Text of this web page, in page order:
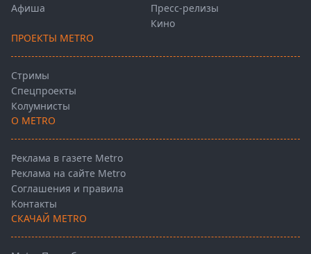
Афиша
Пресс-релизы
Кино
ПРОЕКТЫ METRO
Стримы
Спецпроекты
Колумнисты
О METRO
Реклама в газете Metro
Реклама на сайте Metro
Соглашения и правила
Контакты
СКАЧАЙ METRO